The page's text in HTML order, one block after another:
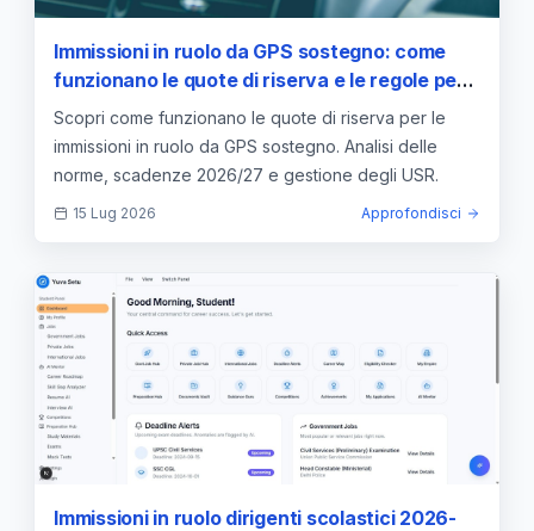
Immissioni in ruolo da GPS sostegno: come
funzionano le quote di riserva e le regole per il
2026/27
Scopri come funzionano le quote di riserva per le
immissioni in ruolo da GPS sostegno. Analisi delle
norme, scadenze 2026/27 e gestione degli USR.
15 Lug 2026 Approfondisci
Immissioni in ruolo dirigenti scolastici 2026-